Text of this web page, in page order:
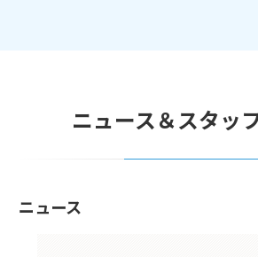
ニュース＆スタッ
ニュース